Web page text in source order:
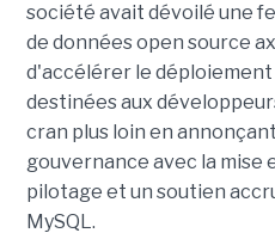
société avait dévoilé une
de données open source
d'accélérer le
destinées aux
cran plus loin en
gouvernance avec la mise
pilotage et un soutien
MySQL.